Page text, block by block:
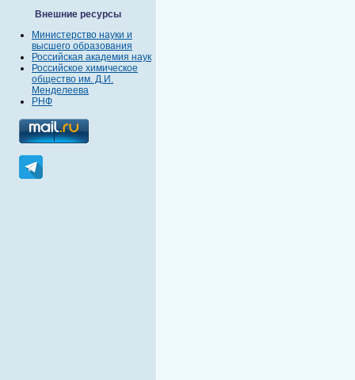
Внешние ресурсы
Министерство науки и
высшего образования
Российская академия наук
Российское химическое
общество им. Д.И.
Менделеева
РНФ